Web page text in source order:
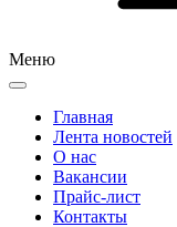
Меню
Главная
Лента новостей
О нас
Вакансии
Прайс-лист
Контакты